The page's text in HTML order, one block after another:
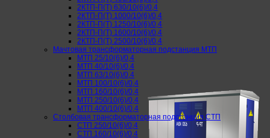
2КТП-П(Т) 630/10(6)/0,4
2КТП-П(Т) 1000/10(6)/0,4
2КТП-П(Т) 1250/10(6)/0,4
2КТП-П(Т) 1600/10(6)/0,4
2КТП-П(Т) 2500/10(6)/0,4
Мачтовая трансформаторная подстанция МТП
МТП 25/10(6)/0,4
МТП 40/10(6)/0,4
МТП 63/10(6)/0,4
МТП 100/10(6)/0,4
МТП 160/10(6)/0,4
МТП 250/10(6)/0,4
МТП 400/10(6)/0,4
Столбовая трансформаторная подстанция СТП
СТП 250/10(6)/0,4
СТП 160/10(6)/0,4